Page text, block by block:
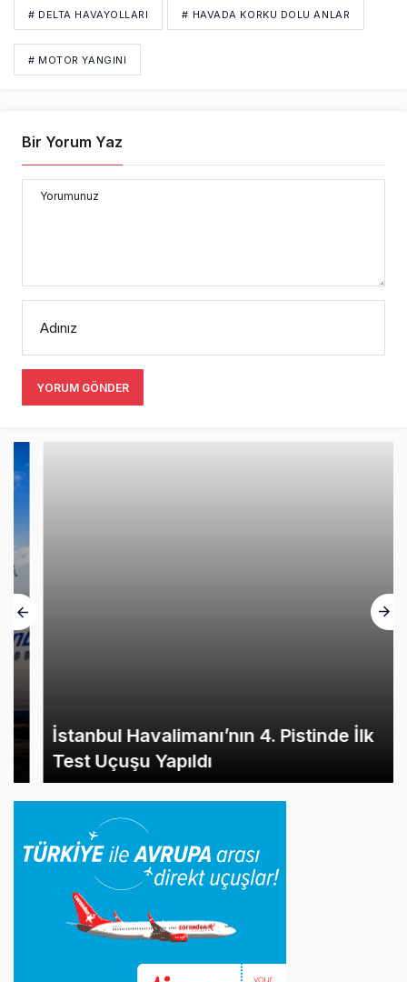
# DELTA HAVAYOLLARI # HAVADA KORKU DOLU ANLAR
# MOTOR YANGINI
Bir Yorum Yaz
Yorumunuz
Adınız
YORUM GÖNDER
İstanbul Havalimanı’nın 4. Pistinde İlk
Test Uçuşu Yapıldı